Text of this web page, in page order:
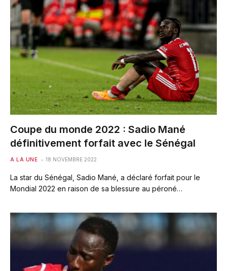
Coupe du monde 2022 : Sadio Mané
définitivement forfait avec le Sénégal
A LA UNE 18 NOVEMBRE 2022
La star du Sénégal, Sadio Mané, a déclaré forfait pour le
Mondial 2022 en raison de sa blessure au péroné…